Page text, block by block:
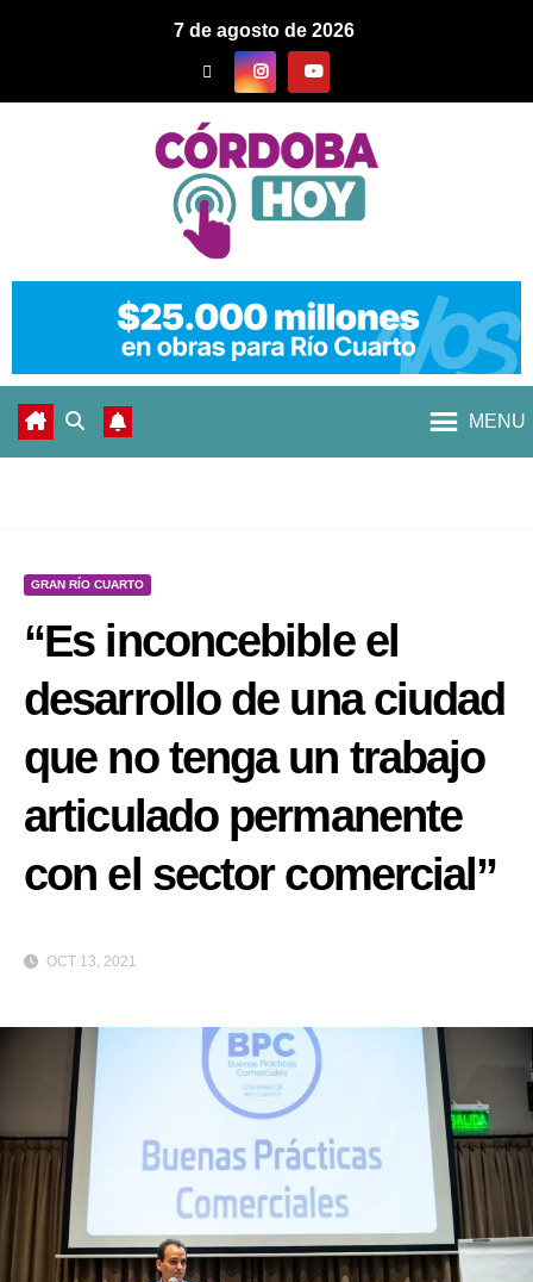
7 de agosto de 2026
MENU
GRAN RÍO CUARTO
“Es inconcebible el
desarrollo de una ciudad
que no tenga un trabajo
articulado permanente
con el sector comercial”
OCT 13, 2021